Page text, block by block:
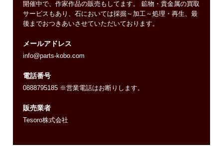
開催中で、作家作品の販売もしてます。 鉱物・貴金属の買取
サービスもあり、石においては採掘～加工～処理・再生、最
後までおつきあいさせていただいております。
メールアドレス
info@parts-kobo.com
電話番号
0888795185 ※営業電話はお断りします。
販売業者
Tesoro株式会社